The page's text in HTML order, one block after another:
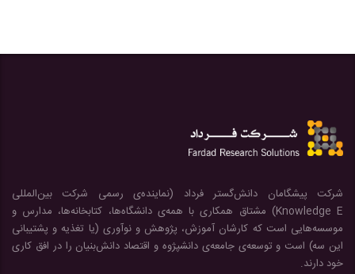
شرکت پیشگامان دانش‌گستر فرداد (نماینده‌ی رسمی شرکت بین‌المللی
Knowledge E) مشتاق همکاری با همه‌ی دانشگاه‌ها، کتابخانه‌ها، مدارس و
موسسه‌هایی است که کارشان آموزش، پژوهش و نوآوری (یا تغذیه و پشتیبانی
این سه) است و توسعه‌ی جامعه‌ی دانشپژوه و اقتصاد دانش‌بنیان را در افق کاری
خود دارند.